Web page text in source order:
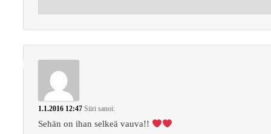
1.1.2016 12:47 Siiri sanoi:
Sehän on ihan selkeä vauva!!